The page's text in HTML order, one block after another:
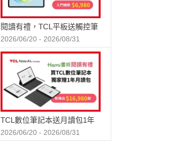
閱讀有禮，TCL平板送觸控筆
2026/06/20 - 2026/08/31
TCL數位筆記本送月讀包1年
2026/06/20 - 2026/08/31